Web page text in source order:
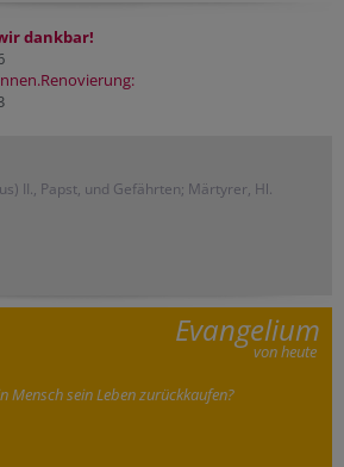
dankbar!
II., Papst, und Gefährten; Märtyrer, Hl.
Evangelium
von heute
Mensch sein Leben zurückkaufen?